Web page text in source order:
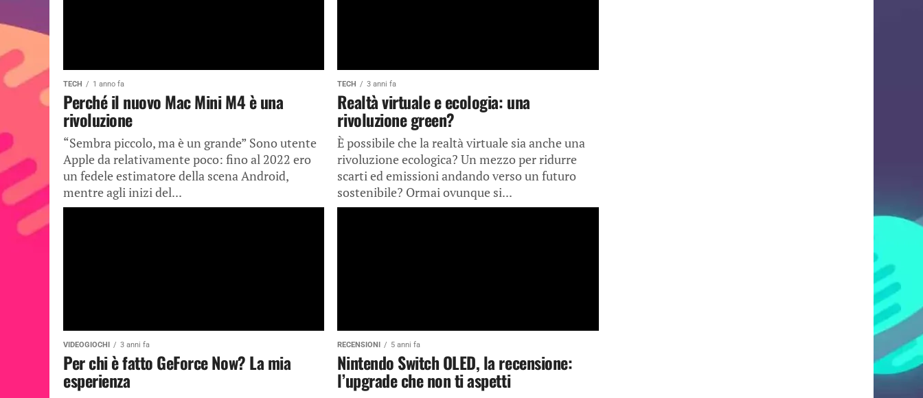
TECH 1 anno fa
Perché il nuovo Mac Mini M4 è una
rivoluzione
“Sembra piccolo, ma è un grande” Sono utente
Apple da relativamente poco: fino al 2022 ero
un fedele estimatore della scena Android,
mentre agli inizi del...
TECH 3 anni fa
Realtà virtuale e ecologia: una
rivoluzione green?
È possibile che la realtà virtuale sia anche una
rivoluzione ecologica? Un mezzo per ridurre
scarti ed emissioni andando verso un futuro
sostenibile? Ormai ovunque si...
VIDEOGIOCHI 3 anni fa
Per chi è fatto GeForce Now? La mia
esperienza
RECENSIONI 5 anni fa
Nintendo Switch OLED, la recensione:
l’upgrade che non ti aspetti